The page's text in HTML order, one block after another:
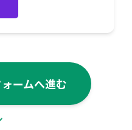
ームへ進む